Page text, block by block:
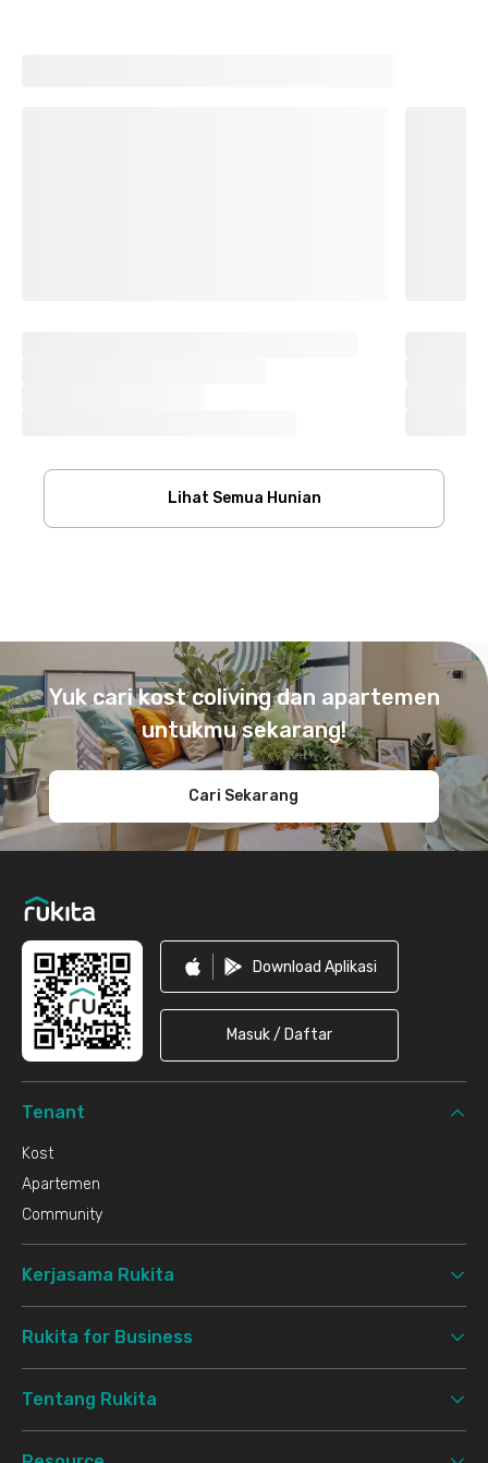
Lihat Semua Hunian
Yuk cari kost coliving dan apartemen
untukmu sekarang!
Cari Sekarang
Download Aplikasi
Masuk / Daftar
Tenant
Kost
Apartemen
Community
Kerjasama Rukita
Rukita for Business
Tentang Rukita